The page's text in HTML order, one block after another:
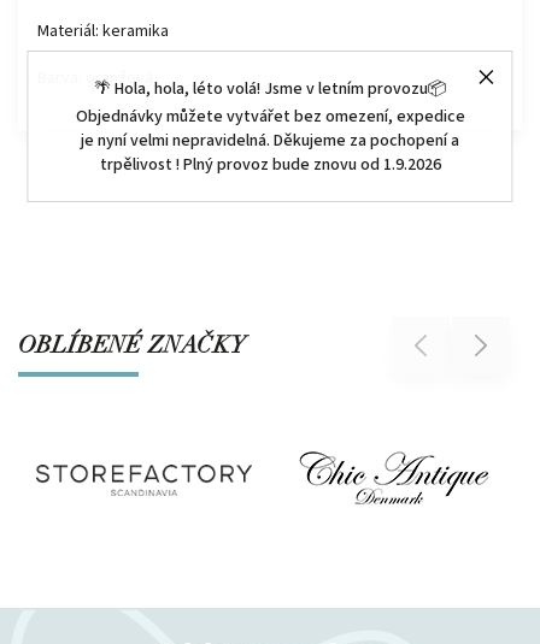
🌴 Hola, hola, léto volá! Jsme v letním provozu📦
Objednávky můžete vytvářet bez omezení, expedice
je nyní velmi nepravidelná. Děkujeme za pochopení a
trpělivost ! Plný provoz bude znovu od 1.9.2026
Materiál: keramika
Barva: oranžová
OBLÍBENÉ ZNAČKY Previous Next